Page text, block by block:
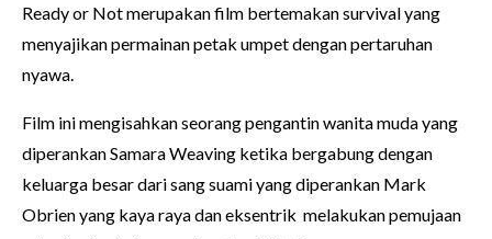
Ready or Not merupakan film bertemakan survival yang
menyajikan permainan petak umpet dengan pertaruhan
nyawa.
Film ini mengisahkan seorang pengantin wanita muda yang
diperankan Samara Weaving ketika bergabung dengan
keluarga besar dari sang suami yang diperankan Mark
Obrien yang kaya raya dan eksentrik melakukan pemujaan